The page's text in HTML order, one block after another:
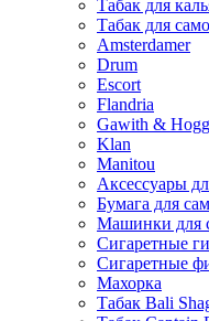
Табак для
Табак для
Amsterdamer
Drum
Escort
Flandria
Gawith &
Klan
Manitou
Аксессуары
Бумага для
Машинки для
Сигаретные
Сигаретные
Махорка
Табак Bali